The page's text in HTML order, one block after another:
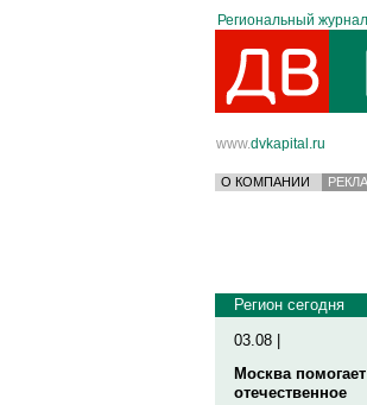
Региональный
www.dvkapital.ru
О КОМПАНИИ
Регион сегодня
03.08 |
Москва
отечественное